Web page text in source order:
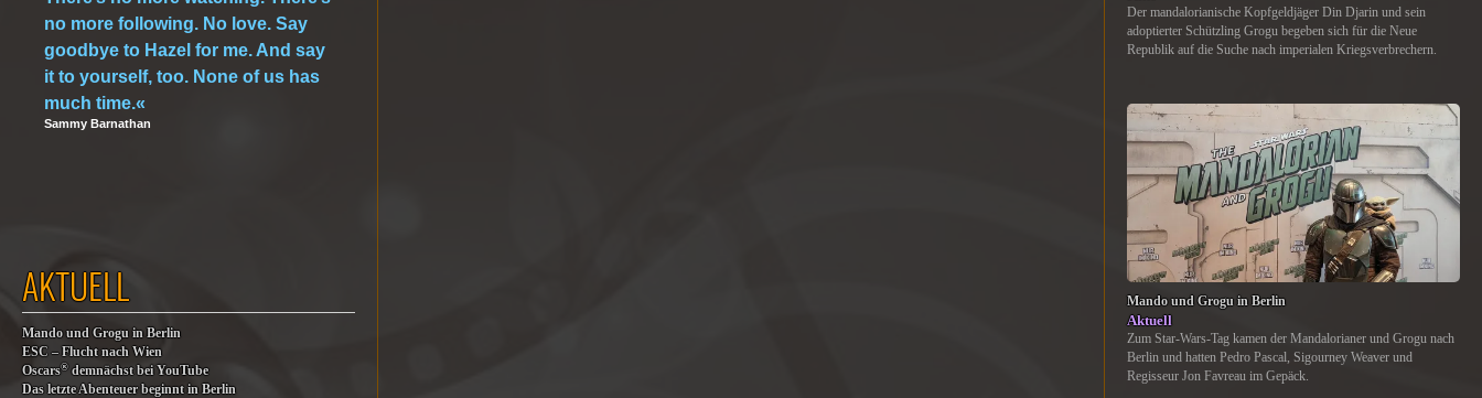
no more following. No love. Say
goodbye to Hazel for me. And say
it to yourself, too. None of us has
much time.«
Sammy Barnathan
AKTUELL
Mando und Grogu in Berlin
ESC – Flucht nach Wien
Oscars®demnächst bei YouTube
Das letzte Abenteuer beginnt in Berlin
Der mandalorianische Kopfgeldjäger Din Djarin und sein
adoptierter Schützling Grogu begeben sich für die Neue
Republik auf die Suche nach imperialen Kriegsverbrechern.
Mando und Grogu in Berlin
Aktuell
Zum Star-Wars-Tag kamen der Mandalorianer und Grogu nach
Berlin und hatten Pedro Pascal, Sigourney Weaver und
Regisseur Jon Favreau im Gepäck.